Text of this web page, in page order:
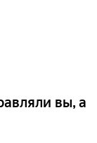
вы, а